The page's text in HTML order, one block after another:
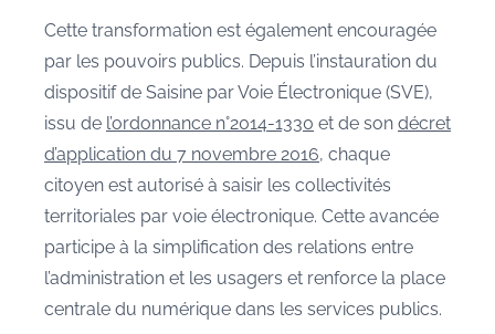
Cette transformation est également encouragée
par les pouvoirs publics. Depuis l’instauration du
dispositif de Saisine par Voie Électronique (SVE),
issu de l’ordonnance n°2014-1330 et de son décret
d’application du 7 novembre 2016, chaque
citoyen est autorisé à saisir les collectivités
territoriales par voie électronique. Cette avancée
participe à la simplification des relations entre
l’administration et les usagers et renforce la place
centrale du numérique dans les services publics.